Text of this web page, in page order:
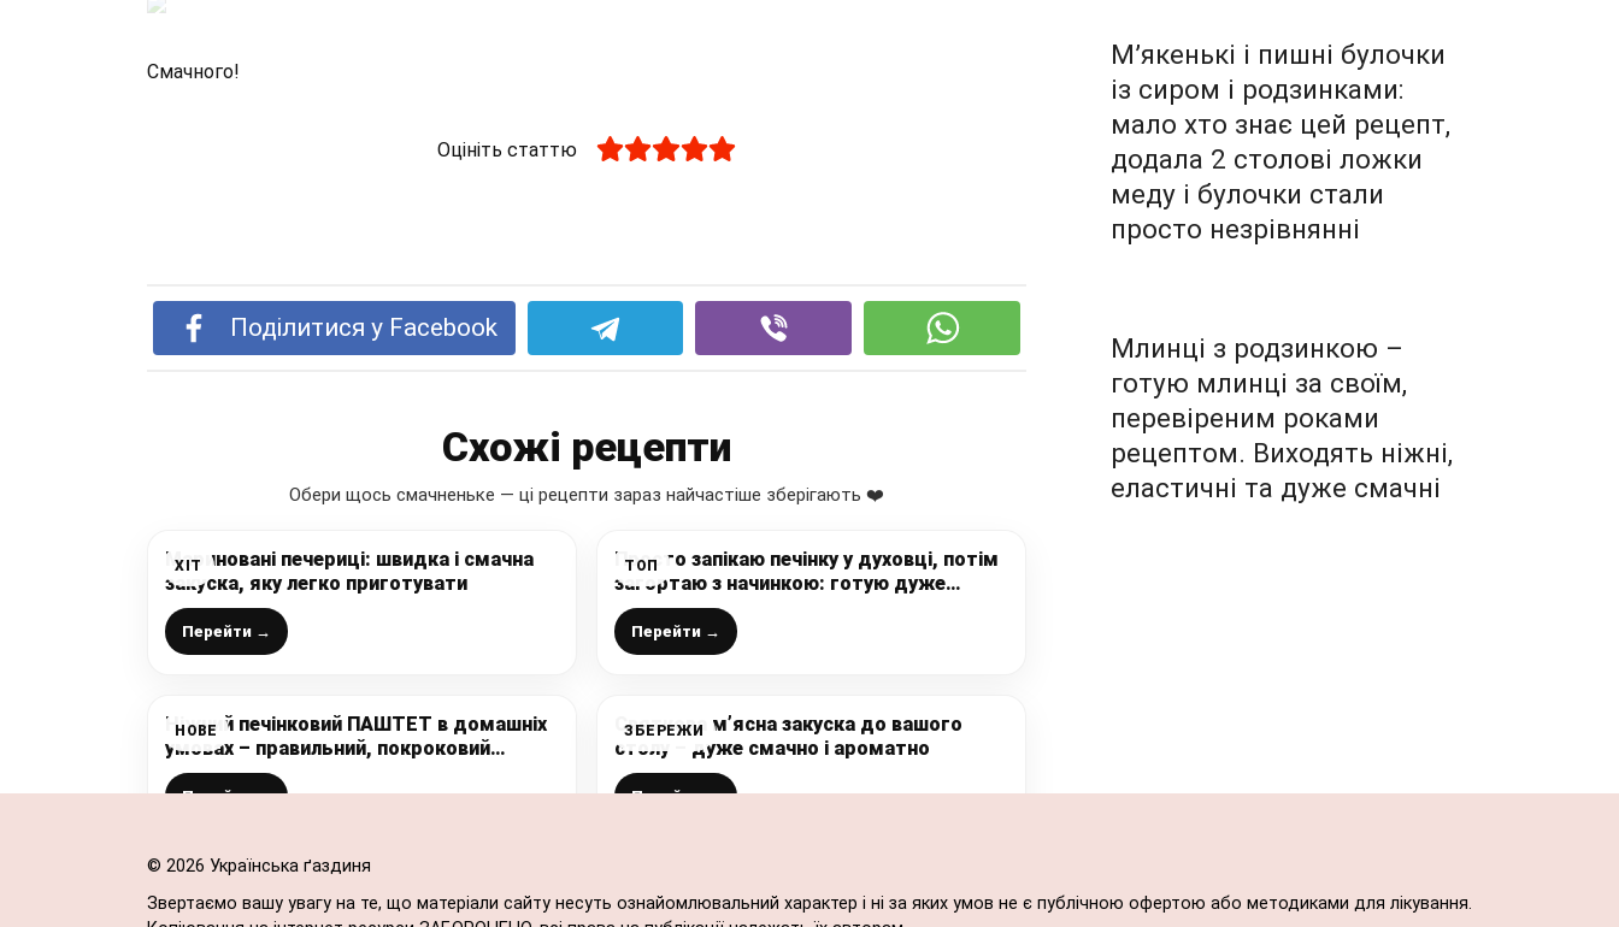
Смачного!
Оцініть статтю
Поділитися у Facebook
Схожі рецепти
Обери щось смачненьке — ці рецепти зараз найчастіше зберігають ❤️
ХІТ
Мариновані печериці: швидка і смачна
закуска, яку легко приготувати
Перейти →
ТОП
Просто запікаю печінку у духовці, потім
загортаю з начинкою: готую дуже
смачний рулет із простих продуктів, які
є у кожного
Перейти →
НОВЕ
Ніжний печінковий ПАШТЕТ в домашніх
умовах – правильний, покроковий
рецепт намазки
Перейти →
ЗБЕРЕЖИ
Святкова м’ясна закуска до вашого
столу – дуже смачно і ароматно
Перейти →
М’якенькі і пишні булочки
із сиром і родзинками:
мало хто знає цей рецепт,
додала 2 столові ложки
меду і булочки стали
просто незрівнянні
Млинці з родзинкою –
готую млинці за своїм,
перевіреним роками
рецептом. Виходять ніжні,
еластичні та дуже смачні
© 2026 Українська ґаздиня
Звертаємо вашу увагу на те, що матеріали сайту несуть ознайомлювальний характер і ні за яких умов не є публічною офертою або методиками для лікування.